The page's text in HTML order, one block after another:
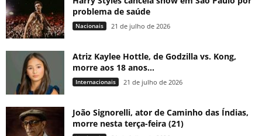
problema de saúde
Nacionais 21 de julho de 2026
Atriz Kaylee Hottle, de Godzilla vs. Kong,
morre aos 18 anos...
Internacionais 21 de julho de 2026
João Signorelli, ator de Caminho das Índias,
morre nesta terça-feira (21)